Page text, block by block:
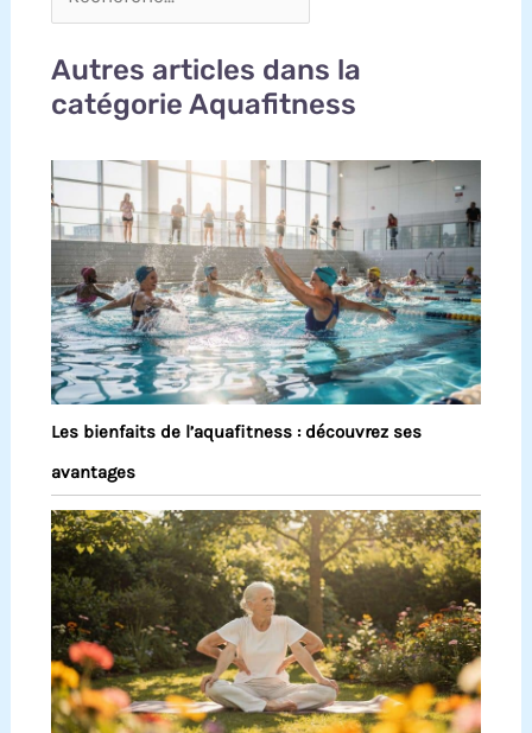
Autres articles dans la
catégorie Aquafitness
Les bienfaits de l’aquafitness : découvrez ses
avantages